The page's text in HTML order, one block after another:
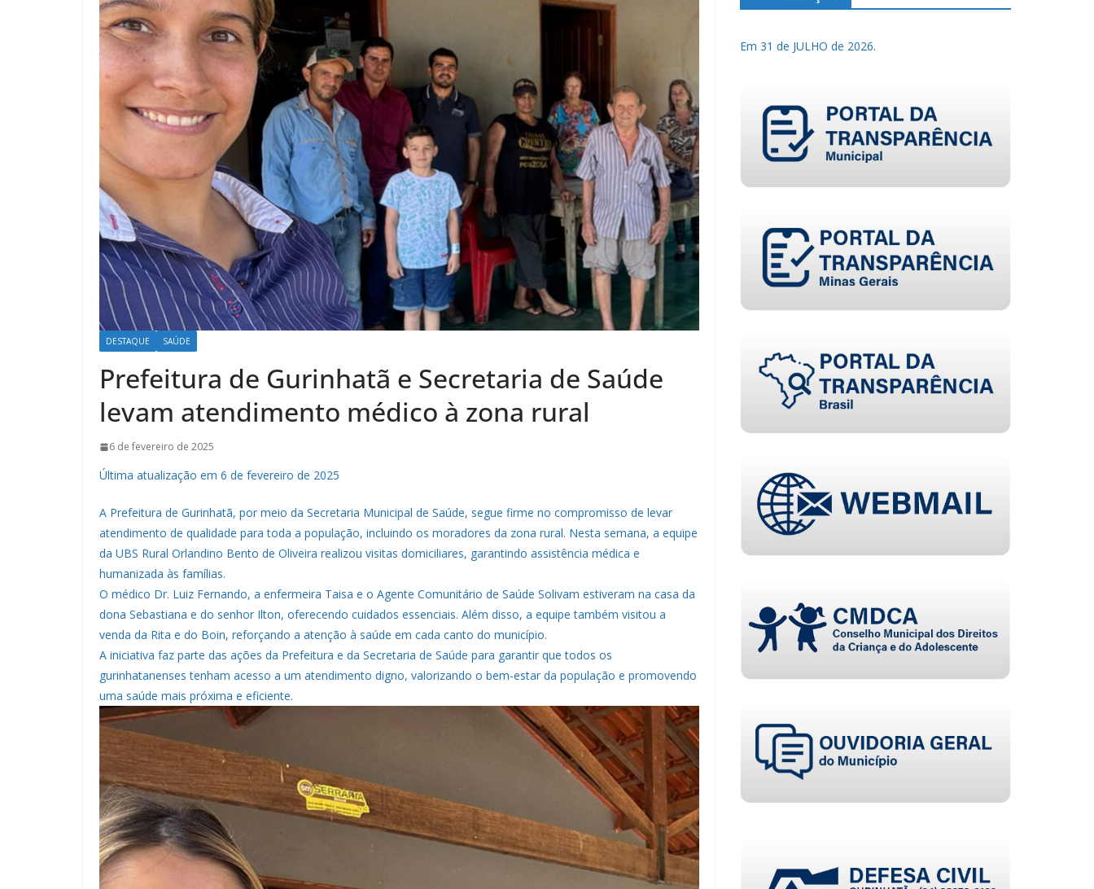
DESTAQUE SAÚDE
Prefeitura de Gurinhatã e Secretaria de Saúde
levam atendimento médico à zona rural
6 de fevereiro de 2025
Última atualização em 6 de fevereiro de 2025
A Prefeitura de Gurinhatã, por meio da Secretaria Municipal de Saúde, segue firme no compromisso de levar
atendimento de qualidade para toda a população, incluindo os moradores da zona rural. Nesta semana, a equipe
da UBS Rural Orlandino Bento de Oliveira realizou visitas domiciliares, garantindo assistência médica e
humanizada às famílias.
O médico Dr. Luiz Fernando, a enfermeira Taisa e o Agente Comunitário de Saúde Solivam estiveram na casa da
dona Sebastiana e do senhor Ilton, oferecendo cuidados essenciais. Além disso, a equipe também visitou a
venda da Rita e do Boin, reforçando a atenção à saúde em cada canto do município.
A iniciativa faz parte das ações da Prefeitura e da Secretaria de Saúde para garantir que todos os
gurinhatanenses tenham acesso a um atendimento digno, valorizando o bem-estar da população e promovendo
uma saúde mais próxima e eficiente.
Em 31 de JULHO de 2026.